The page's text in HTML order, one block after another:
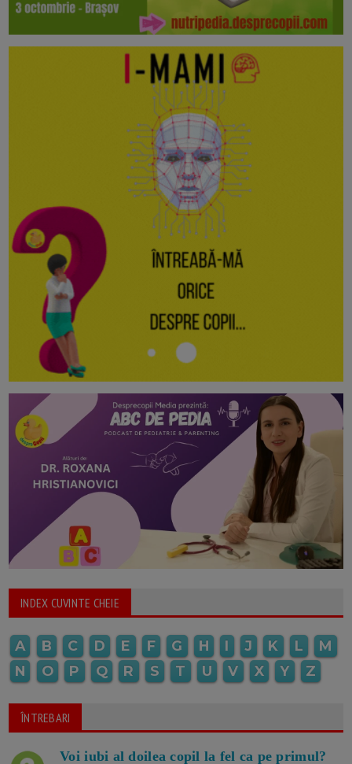
INDEX CUVINTE CHEIE
A B C D E F G H I J K L
M
N
O P Q R S T U V X Y Z
ÎNTREBARI
Voi iubi al doilea copil la fel ca pe primul?